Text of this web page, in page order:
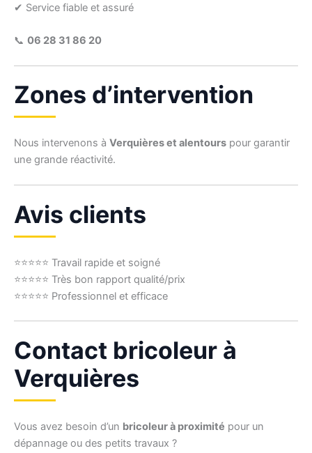
✔ Service fiable et assuré
📞 06 28 31 86 20
Zones d’intervention
Nous intervenons à Verquières et alentours pour garantir
une grande réactivité.
Avis clients
⭐⭐⭐⭐⭐ Travail rapide et soigné
⭐⭐⭐⭐⭐ Très bon rapport qualité/prix
⭐⭐⭐⭐⭐ Professionnel et efficace
Contact bricoleur à
Verquières
Vous avez besoin d’un bricoleur à proximité pour un
dépannage ou des petits travaux ?